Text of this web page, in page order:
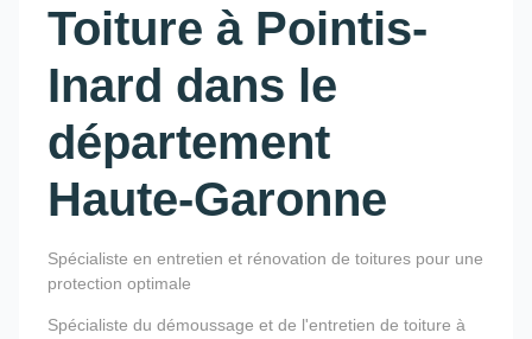
Toiture à Pointis-
Inard dans le
département
Haute-Garonne
Spécialiste en entretien et rénovation de toitures pour une
protection optimale
Spécialiste du démoussage et de l'entretien de toiture à